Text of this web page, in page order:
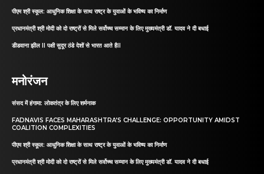
पीएम श्री स्कूल: आधुनिक शिक्षा के साथ राष्ट्र के युवाओं के भविष्य का निर्माण
प्रधानमंत्री श्री मोदी को दो राष्ट्रों से मिले सर्वोच्च सम्मान के लिए मुख्यमंत्री डॉ. यादव ने दी बधाई
डीडवाना झील II पक्षी सुदूर ठंडे देशों से भारत आते हैII
मनोरंजन
संसद में हंगामा: लोकतंत्र के लिए शर्मनाक
FADNAVIS FACES MAHARASHTRA’S CHALLENGE: OPPORTUNITY AMIDST
COALITION COMPLEXITIES
पीएम श्री स्कूल: आधुनिक शिक्षा के साथ राष्ट्र के युवाओं के भविष्य का निर्माण
प्रधानमंत्री श्री मोदी को दो राष्ट्रों से मिले सर्वोच्च सम्मान के लिए मुख्यमंत्री डॉ. यादव ने दी बधाई